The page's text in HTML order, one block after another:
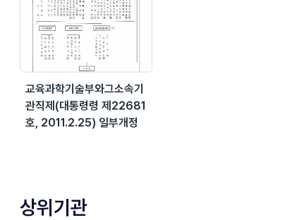
교육과학기술부와그소속기
관직제(대통령령 제22681
호, 2011.2.25) 일부개정
상위기관